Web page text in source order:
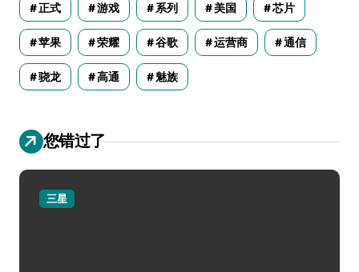
正式 游戏 系列 美国 芯片
苹果 荣耀 谷歌 运营商 通信
骁龙 高通 魅族
您错过了
三星